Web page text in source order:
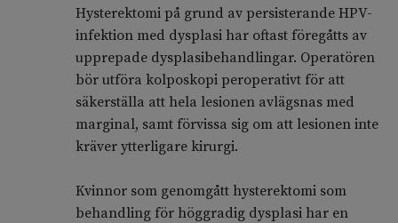
Hysterektomi på grund av persisterande HPV-
infektion med dysplasi har oftast föregåtts av
upprepade dysplasibehandlingar. Operatören
bör utföra kolposkopi peroperativt för att
säkerställa att hela lesionen avlägsnas med
marginal, samt förvissa sig om att lesionen inte
kräver ytterligare kirurgi.
Kvinnor som genomgått hysterektomi som
behandling för höggradig dysplasi har en